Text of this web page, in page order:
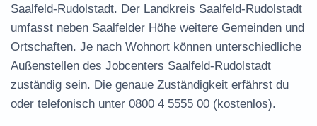
Saalfeld-Rudolstadt. Der Landkreis Saalfeld-Rudolstadt
umfasst neben Saalfelder Höhe weitere Gemeinden und
Ortschaften. Je nach Wohnort können unterschiedliche
Außenstellen des Jobcenters Saalfeld-Rudolstadt
zuständig sein. Die genaue Zuständigkeit erfährst du
oder telefonisch unter 0800 4 5555 00 (kostenlos).